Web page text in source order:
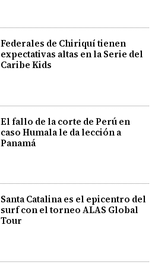
Federales de Chiriquí tienen
expectativas altas en la Serie del
Caribe Kids
El fallo de la corte de Perú en
caso Humala le da lección a
Panamá
Santa Catalina es el epicentro del
surf con el torneo ALAS Global
Tour